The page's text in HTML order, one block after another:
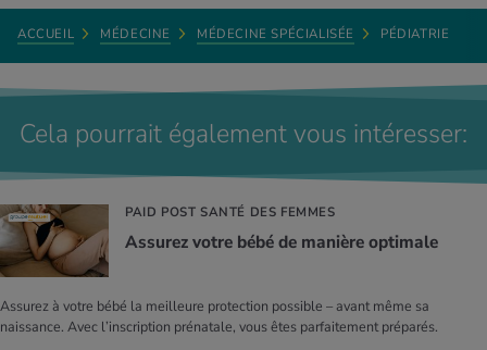
Dr med. Martin Denz, médecin spécialiste en médecine générale,
médecine interne, psychiatrie & psychothérapie FMH, médecin-
cadre en télémédecine/Enhanced Medicine, Medbase Winterthur
ACCUEIL MÉDECINE MÉDECINE SPÉCIALISÉE PÉDIATRIE
Cela pourrait également vous intéresser:
PAID POST SANTÉ DES FEMMES
Assurez votre bébé de manière optimale
Assurez à votre bébé la meilleure protection possible – avant même sa
naissance. Avec l’inscription prénatale, vous êtes parfaitement préparés.